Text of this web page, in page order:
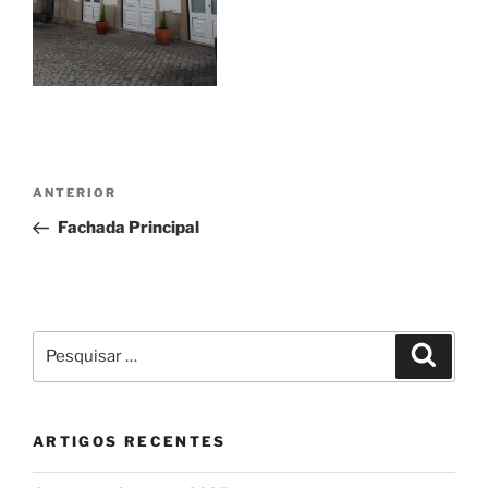
Navegação
artigos
Conteúdo
anterior
ANTERIOR
Fachada Principal
por:
ARTIGOS RECENTES